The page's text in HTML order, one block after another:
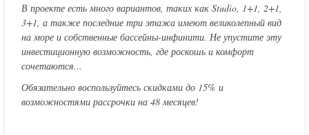
В проекте есть много вариантов, таких как Studio, 1+1, 2+1,
3+1, а также последние три этажа имеют великолепный вид
на море и собственные бассейны-инфинити. Не упустите эту
инвестиционную возможность, где роскошь и комфорт
сочетаются...
Обязательно воспользуйтесь скидками до 15% и
возможностями рассрочки на 48 месяцев!